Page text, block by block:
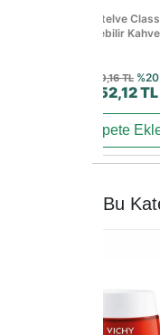
Altıntelve
Çözünebilir
690,16 TL %20
552,12 TL
Sepete
Bu